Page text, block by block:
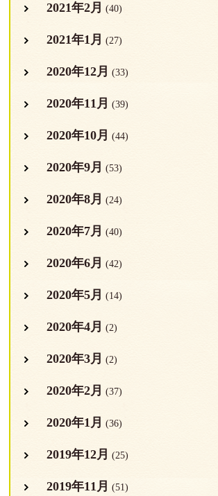
2021年2月 (40)
2021年1月 (27)
2020年12月 (33)
2020年11月 (39)
2020年10月 (44)
2020年9月 (53)
2020年8月 (24)
2020年7月 (40)
2020年6月 (42)
2020年5月 (14)
2020年4月 (2)
2020年3月 (2)
2020年2月 (37)
2020年1月 (36)
2019年12月 (25)
2019年11月 (51)